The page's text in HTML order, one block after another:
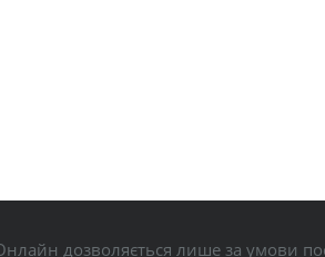
дозволяється лише за умови